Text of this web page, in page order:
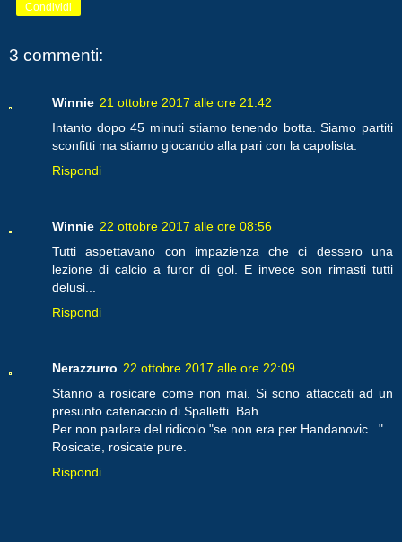
Condividi
3 commenti:
Winnie 21 ottobre 2017 alle ore 21:42
Intanto dopo 45 minuti stiamo tenendo botta. Siamo partiti
sconfitti ma stiamo giocando alla pari con la capolista.
Rispondi
Winnie 22 ottobre 2017 alle ore 08:56
Tutti aspettavano con impazienza che ci dessero una
lezione di calcio a furor di gol. E invece son rimasti tutti
delusi...
Rispondi
Nerazzurro 22 ottobre 2017 alle ore 22:09
Stanno a rosicare come non mai. Si sono attaccati ad un
presunto catenaccio di Spalletti. Bah...
Per non parlare del ridicolo "se non era per Handanovic...".
Rosicate, rosicate pure.
Rispondi